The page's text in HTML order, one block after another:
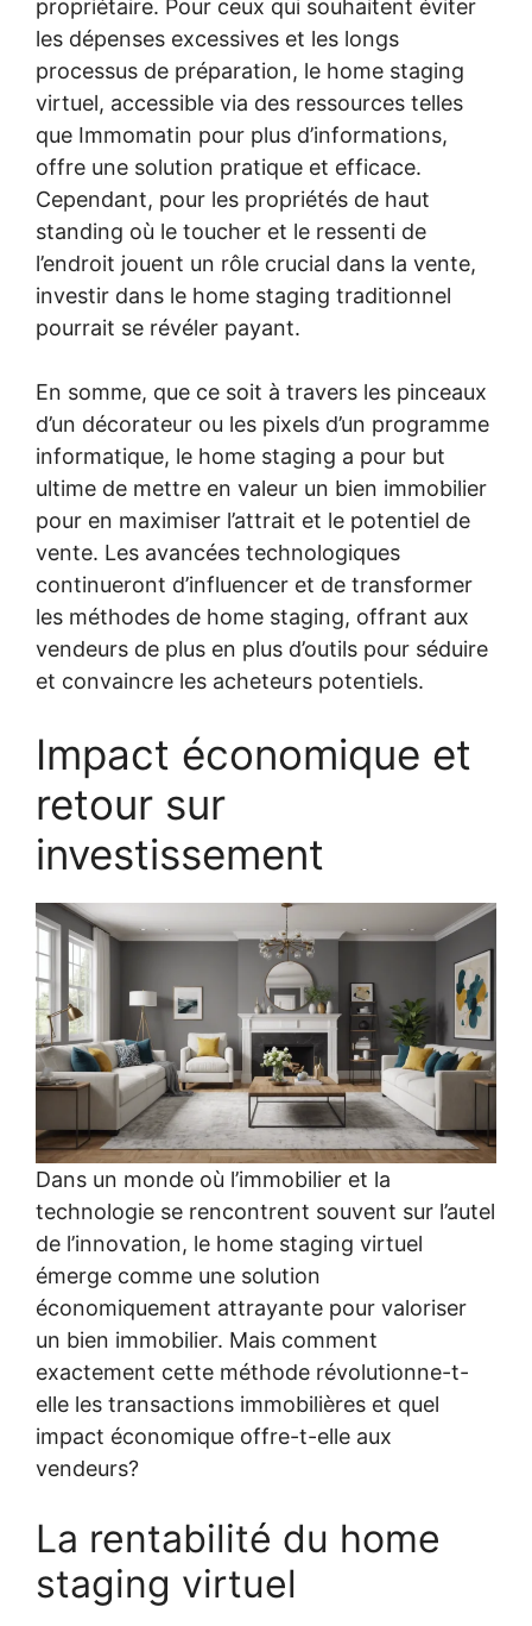
propriétaire. Pour ceux qui souhaitent éviter
les dépenses excessives et les longs
processus de préparation, le home staging
virtuel, accessible via des ressources telles
que Immomatin pour plus d’informations,
offre une solution pratique et efficace.
Cependant, pour les propriétés de haut
standing où le toucher et le ressenti de
l’endroit jouent un rôle crucial dans la vente,
investir dans le home staging traditionnel
pourrait se révéler payant.
En somme, que ce soit à travers les pinceaux
d’un décorateur ou les pixels d’un programme
informatique, le home staging a pour but
ultime de mettre en valeur un bien immobilier
pour en maximiser l’attrait et le potentiel de
vente. Les avancées technologiques
continueront d’influencer et de transformer
les méthodes de home staging, offrant aux
vendeurs de plus en plus d’outils pour séduire
et convaincre les acheteurs potentiels.
Impact économique et
retour sur
investissement
Dans un monde où l’immobilier et la
technologie se rencontrent souvent sur l’autel
de l’innovation, le home staging virtuel
émerge comme une solution
économiquement attrayante pour valoriser
un bien immobilier. Mais comment
exactement cette méthode révolutionne-t-
elle les transactions immobilières et quel
impact économique offre-t-elle aux
vendeurs?
La rentabilité du home
staging virtuel